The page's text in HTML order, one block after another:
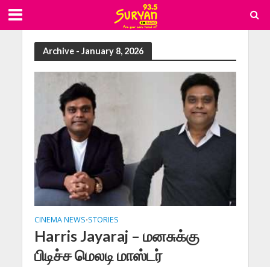
Archive - January 8, 2026
CINEMA NEWS•STORIES
Harris Jayaraj – மனசுக்கு
பிடிச்ச மெலடி மாஸ்டர்